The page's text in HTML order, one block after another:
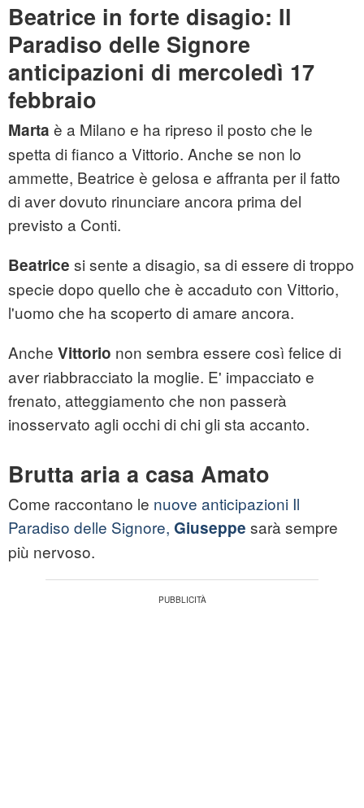
Beatrice in forte disagio: Il
Paradiso delle Signore
anticipazioni di mercoledì 17
febbraio
Marta è a Milano e ha ripreso il posto che le
spetta di fianco a Vittorio. Anche se non lo
ammette, Beatrice è gelosa e affranta per il fatto
di aver dovuto rinunciare ancora prima del
previsto a Conti.
Beatrice si sente a disagio, sa di essere di troppo
specie dopo quello che è accaduto con Vittorio,
l'uomo che ha scoperto di amare ancora.
Anche Vittorio non sembra essere così felice di
aver riabbracciato la moglie. E' impacciato e
frenato, atteggiamento che non passerà
inosservato agli occhi di chi gli sta accanto.
Brutta aria a casa Amato
Come raccontano le nuove anticipazioni Il
Paradiso delle Signore, Giuseppe sarà sempre
più nervoso.